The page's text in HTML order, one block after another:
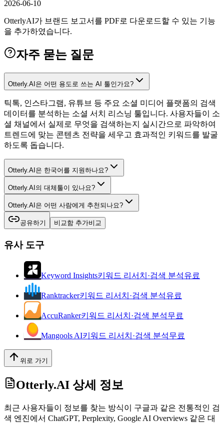
2026-06-10
OtterlyAI가 브랜드 보고서를 PDF로 다운로드할 수 있는 기능
을 추가하였습니다.
자주 묻는 질문
Otterly.AI은 어떤 용도로 쓰는 AI 툴인가요?
틱톡, 인스타그램, 유튜브 등 주요 소셜 미디어 플랫폼의 검색
데이터를 분석하는 소셜 서치 리스닝 툴입니다. 사용자들이 소
셜 채널에서 실제로 무엇을 검색하는지 실시간으로 파악하여
트렌드에 맞는 콘텐츠 전략을 세우고 효과적인 키워드를 발굴
하도록 돕습니다.
Otterly.AI은 한국어를 지원하나요?
Otterly.AI의 대체툴이 있나요?
Otterly.AI은 어떤 사람에게 추천되나요?
공유하기 비교함 추가비교
유사 도구
Keyword Insights키워드 리서치·검색 분석유료
Ranktracker키워드 리서치·검색 분석유료
AccuRanker키워드 리서치·검색 분석무료
Mangools AI키워드 리서치·검색 분석무료
위로 가기
Otterly.AI 상세 정보
최근 사용자들이 정보를 찾는 방식이 구글과 같은 전통적인 검
색 엔진에서 ChatGPT, Perplexity, Google AI Overviews 같은 대